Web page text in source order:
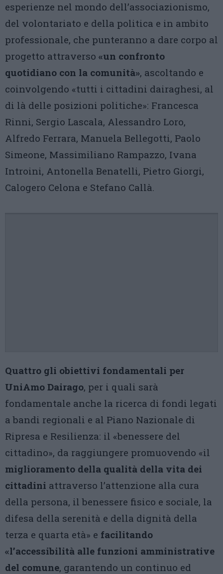
esperienze nel mondo dell’associazionismo,
del volontariato e della politica e in ambito
professionale, che punteranno a dare corpo al
progetto attraverso «un confronto
quotidiano con la comunità», ascoltando e
coinvolgendo «tutti i cittadini dairaghesi, al
di là delle posizioni politiche»: Francesca
Rinni, Sergio Lascala, Alessandro Loro,
Alfredo Ferrara, Manuela Bellegotti, Paolo
Simeone, Massimiliano Rampazzo, Ivana
Introini, Antonella Benatelli, Pietro Giorgi,
Calogero Celona e Stefano Callà.
Quattro gli obiettivi fondamentali per
UniAmo Dairago, per i quali sarà
fondamentale anche la ricerca di fondi legati
a bandi regionali e al Piano Nazionale di
Ripresa e Resilienza: il «benessere del
cittadino», da raggiungere promuovendo «il
miglioramento della qualità della vita dei
cittadini attraverso l’attenzione alla cura
della persona, il benessere fisico e sociale, la
difesa della serenità e della dignità della
terza e quarta età» e facilitando
«l’accessibilità alle funzioni amministrative
del comune, garantendo un continuo ed